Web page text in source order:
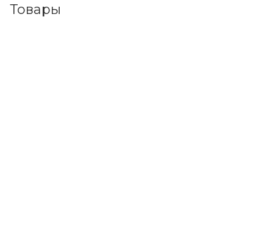
Товары